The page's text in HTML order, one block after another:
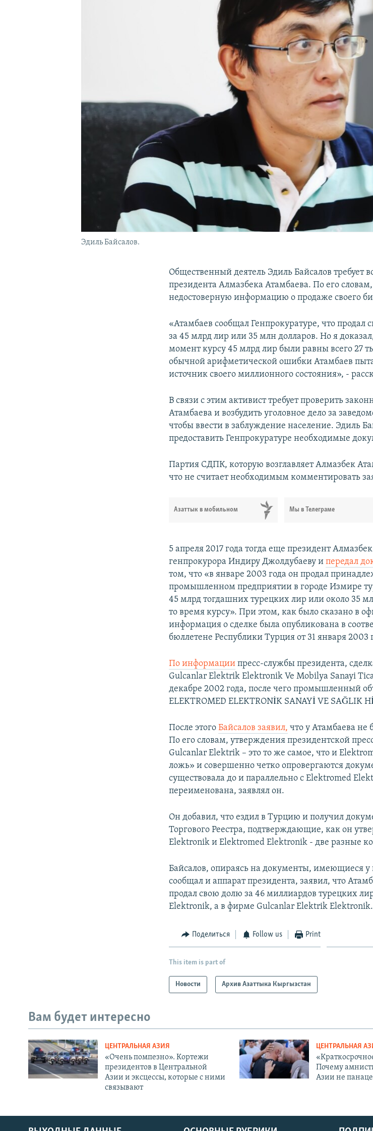
Эдиль Байсалов.
Общественный деятель Эдиль Байсалов требует
президента Алмазбека Атамбаева. По его
недостоверную информацию о продаже своего
«Атамбаев сообщал Генпрокуратуре, что продал
за 45 млрд лир или 35 млн долларов. Но я
момент курсу 45 млрд лир были равны всего 27
обычной арифметической ошибки Атамбаев
источник своего миллионного состояния», -
В связи с этим активист требует проверить
Атамбаева и возбудить уголовное дело за
чтобы ввести в заблуждение население. Эдиль
предоставить Генпрокуратуре необходимые
Партия СДПК, которую возглавляет Алмазбек
что не считает необходимым комментировать
Азаттык в мобильном Мы в Телеграме
5 апреля 2017 года тогда еще президент
генпрокурора Индиру Джолдубаеву ипередал
том, что «в январе 2003 года он продал
промышленном предприятии в городе Измире
45 млрд тогдашних турецких лир или около 35
то время курсу». При этом, как было сказано в
информация о сделке была опубликована в
бюллетене Республики Турция от 31 января 2003
По информации пресс-службы президента,
Gulcanlar Elektrik Elektronik Ve Mobilya Sanayi
декабре 2002 года, после чего промышленный
ELEKTROMED ELEKTRONİK SANAYİ VE SAĞLIK
После этогоБайсалов заявил, что у Атамбаева не
По его словам, утверждения президентской
Gulcanlar Elektrik – это то же самое, что и
ложь» и совершенно четко опровергаются
существовала до и параллельно с Elektromed
переименована, заявлял он.
Он добавил, что ездил в Турцию и получил
Торгового Реестра, подтверждающие, как он
Elektronik и Elektromed Elektronik - две разные
Байсалов, опираясь на документы, имеющиеся у
сообщал и аппарат президента, заявил, что
продал свою долю за 46 миллиардов турецких
Elektronik, а в фирме Gulcanlar Elektrik Elektronik.
Поделиться Follow us Print
This item is part of
Новости Архив Азаттыка Кыргызстан
Вам будет интересно
ЦЕНТРАЛЬНАЯ АЗИЯ
«Очень помпезно». Кортежи
президентов в Центральной
Азии и эксцессы, которые с ними
связывают
ЦЕНТРАЛЬНАЯ
Почему
Азии не